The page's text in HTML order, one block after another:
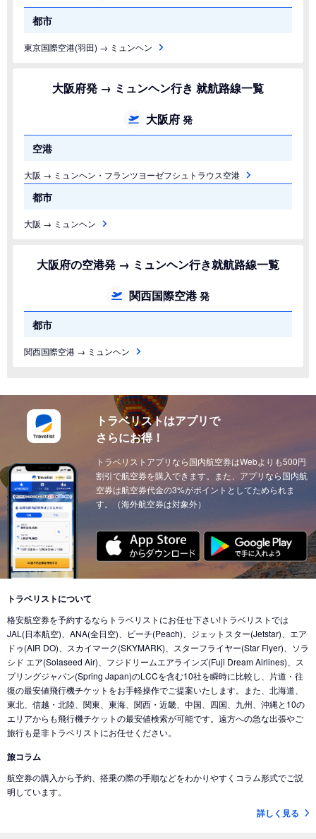
都市
東京国際空港(羽田) → ミュンヘン
大阪府発 → ミュンヘン行き 就航路線一覧
大阪府 発
空港
大阪 → ミュンヘン・フランツヨーゼフシュトラウス空港
都市
大阪 → ミュンヘン
大阪府の空港発 → ミュンヘン行き就航路線一覧
関西国際空港 発
都市
関西国際空港 → ミュンヘン
トラベリストはアプリで
さらにお得！
トラベリストアプリなら国内航空券はWebよりも500円
割引で航空券を購入できます。また、アプリなら国内航
空券は航空券代金の3%がポイントとしてためられま
す。（海外航空券は対象外）
トラベリストについて
格安航空券を予約するならトラベリストにお任せ下さい!トラベリストでは
JAL(日本航空)、ANA(全日空)、ピーチ(Peach)、ジェットスター(Jetstar)、エア
ドゥ(AIR DO)、スカイマーク(SKYMARK)、スターフライヤー(Star Flyer)、ソラ
シド エア(Solaseed Air)、フジドリームエアラインズ(Fuji Dream Airlines)、ス
プリングジャパン(Spring Japan)のLCCを含む10社を瞬時に比較し、片道・往
復の最安値飛行機チケットをお手軽操作でご提案いたします。また、北海道、
東北、信越・北陸、関東、東海、関西・近畿、中国、四国、九州、沖縄と10の
エリアからも飛行機チケットの最安値検索が可能です。遠方への急な出張やご
旅行も是非トラベリストにお任せください。
旅コラム
航空券の購入から予約、搭乗の際の手順などをわかりやすくコラム形式でご説
明しています。
詳しく見る